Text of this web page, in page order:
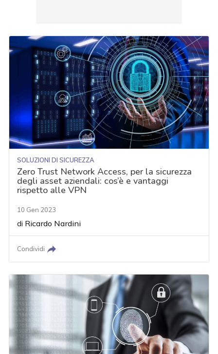
SOLUZIONI DI SICUREZZA
Zero Trust Network Access, per la sicurezza
degli asset aziendali: cos’è e vantaggi
rispetto alle VPN
10 Gen 2023
di Ricardo Nardini
Condividi